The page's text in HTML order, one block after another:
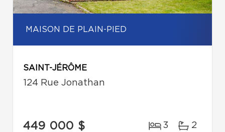
MAISON DE PLAIN-PIED
SAINT-JÉRÔME
124 Rue Jonathan
449 000 $ 3 2